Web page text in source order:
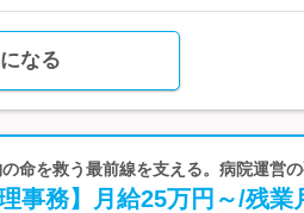
なる
命を救う最前線を支える。病院運営
事務】月給25万円～/残業